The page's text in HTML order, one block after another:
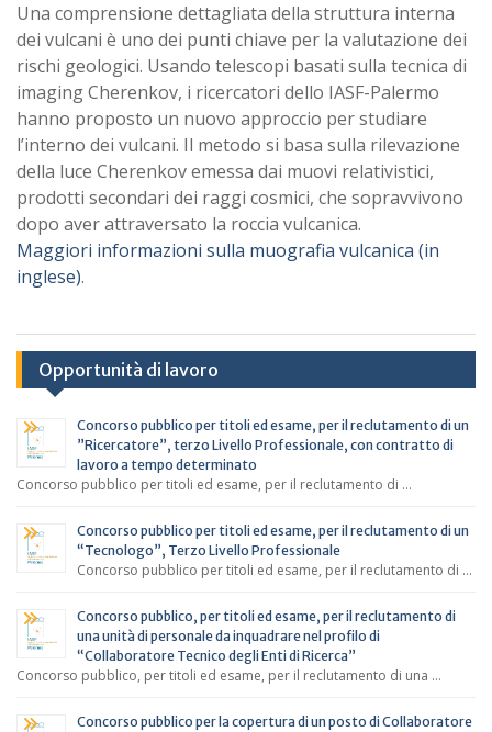
Una comprensione dettagliata della struttura interna
dei vulcani è uno dei punti chiave per la valutazione dei
rischi geologici. Usando telescopi basati sulla tecnica di
imaging Cherenkov, i ricercatori dello IASF-Palermo
hanno proposto un nuovo approccio per studiare
l’interno dei vulcani. Il metodo si basa sulla rilevazione
della luce Cherenkov emessa dai muovi relativistici,
prodotti secondari dei raggi cosmici, che sopravvivono
dopo aver attraversato la roccia vulcanica.
Maggiori informazioni sulla muografia vulcanica (in
inglese).
Opportunità di lavoro
Concorso pubblico per titoli ed esame, per il reclutamento di un
”Ricercatore”, terzo Livello Professionale, con contratto di
lavoro a tempo determinato
Concorso pubblico per titoli ed esame, per il reclutamento di …
Concorso pubblico per titoli ed esame, per il reclutamento di un
“Tecnologo”, Terzo Livello Professionale
Concorso pubblico per titoli ed esame, per il reclutamento di …
Concorso pubblico, per titoli ed esame, per il reclutamento di
una unità di personale da inquadrare nel profilo di
“Collaboratore Tecnico degli Enti di Ricerca”
Concorso pubblico, per titoli ed esame, per il reclutamento di una …
Concorso pubblico per la copertura di un posto di Collaboratore